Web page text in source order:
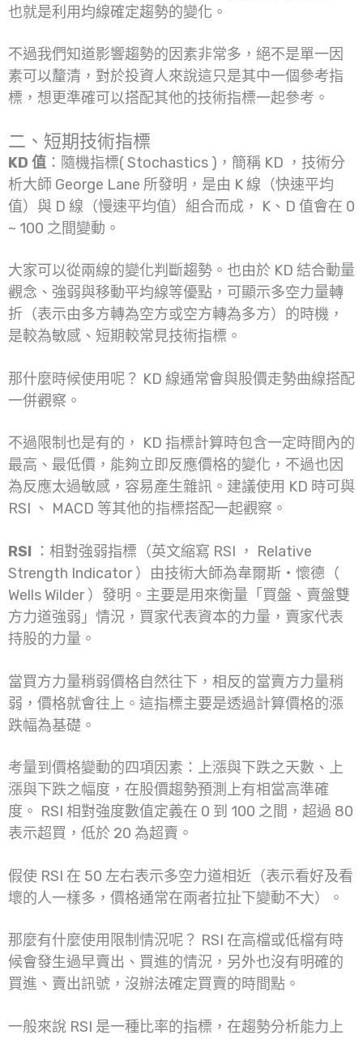
也就是利用均線確定趨勢的變化。
不過我們知道影響趨勢的因素非常多，絕不是單一因
素可以釐清，對於投資人來說這只是其中一個參考指
標，想更準確可以搭配其他的技術指標一起參考。
二、短期技術指標
KD 值 ：隨機指標( Stochastics )，簡稱 KD ，技術分
析大師 George Lane 所發明，是由 K 線（快速平均
值）與 D 線（慢速平均值）組合而成， K、D 值會在 0
~ 100 之間變動。
大家可以從兩線的變化判斷趨勢。也由於 KD 結合動量
觀念、強弱與移動平均線等優點，可顯示多空力量轉
折（表示由多方轉為空方或空方轉為多方）的時機，
是較為敏感、短期較常見技術指標。
那什麼時候使用呢？ KD 線通常會與股價走勢曲線搭配
一併觀察。
不過限制也是有的， KD 指標計算時包含一定時間內的
最高、最低價，能夠立即反應價格的變化，不過也因
為反應太過敏感，容易產生雜訊。建議使用 KD 時可與
RSI 、 MACD 等其他的指標搭配一起觀察。
RSI ：相對強弱指標（英文縮寫 RSI ， Relative
Strength Indicator ）由技術大師為韋爾斯‧懷德（
Wells Wilder ）發明。主要是用來衡量「買盤、賣盤雙
方力道強弱」情況，買家代表資本的力量，賣家代表
持股的力量。
當買方力量稍弱價格自然往下，相反的當賣方力量稍
弱，價格就會往上。這指標主要是透過計算價格的漲
跌幅為基礎。
考量到價格變動的四項因素：上漲與下跌之天數、上
漲與下跌之幅度，在股價趨勢預測上有相當高準確
度。 RSI 相對強度數值定義在 0 到 100 之間，超過 80
表示超買，低於 20 為超賣。
假使 RSI 在 50 左右表示多空力道相近（表示看好及看
壞的人一樣多，價格通常在兩者拉扯下變動不大）。
那麼有什麼使用限制情況呢？ RSI 在高檔或低檔有時
候會發生過早賣出、買進的情況，另外也沒有明確的
買進、賣出訊號，沒辦法確定買賣的時間點。
一般來說 RSI 是一種比率的指標，在趨勢分析能力上